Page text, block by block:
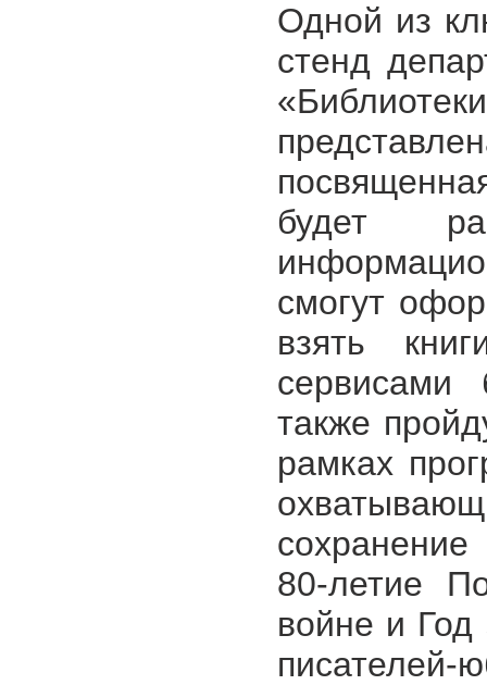
Одной из
стенд
будет
смогут
взять
сервисами
также
рамках
80-летие
войне и Год
писателей-